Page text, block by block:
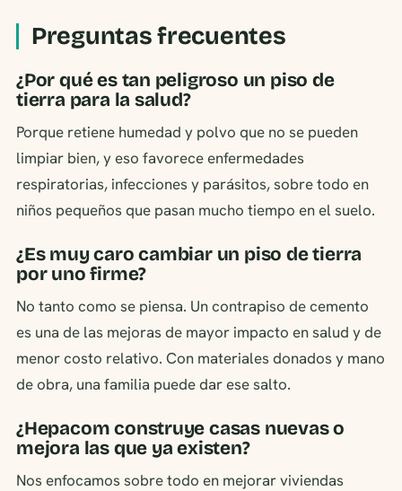
Preguntas frecuentes
¿Por qué es tan peligroso un piso de
tierra para la salud?
Porque retiene humedad y polvo que no se pueden
limpiar bien, y eso favorece enfermedades
respiratorias, infecciones y parásitos, sobre todo en
niños pequeños que pasan mucho tiempo en el suelo.
¿Es muy caro cambiar un piso de tierra
por uno firme?
No tanto como se piensa. Un contrapiso de cemento
es una de las mejoras de mayor impacto en salud y de
menor costo relativo. Con materiales donados y mano
de obra, una familia puede dar ese salto.
¿Hepacom construye casas nuevas o
mejora las que ya existen?
Nos enfocamos sobre todo en mejorar viviendas